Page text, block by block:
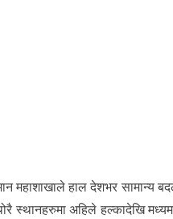
महाशाखाले हाल देशभर सामान्य
स्थानहरुमा अहिले हल्कादेखि